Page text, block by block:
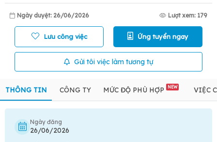
Ngày duyệt: 26/06/2026 Lượt xem: 179
Lưu công việc Ứng tuyển ngay
Gửi tôi việc làm tương tự
THÔNG TIN CÔNG TY MỨC ĐỘ PHÙ HỢP NEW VIỆC
Ngày đăng
26/06/2026